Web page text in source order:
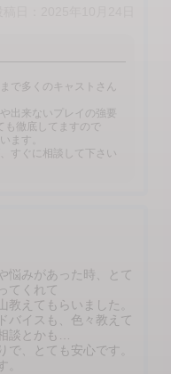
で多くのキャストさん
出来ないプレイの強要
も徹底してますので
ます。
すぐに相談して下さい
悩みがあった時、とて
てくれて
えてもらいました。
バイスも、色々教えて
談とかも…
で、とても安心です。